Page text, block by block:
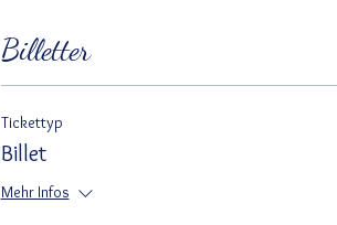
Pris 450 kr, som er inklusiv materialer og
Billetter
Tickettyp
Billet
Mehr Infos